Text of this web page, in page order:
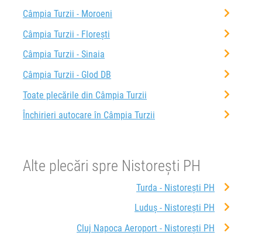
Câmpia Turzii - Moroeni
Câmpia Turzii - Florești
Câmpia Turzii - Sinaia
Câmpia Turzii - Glod DB
Toate plecările din Câmpia Turzii
Închirieri autocare în Câmpia Turzii
Alte plecări spre Nistorești PH
Turda - Nistorești PH
Luduș - Nistorești PH
Cluj Napoca Aeroport - Nistorești PH